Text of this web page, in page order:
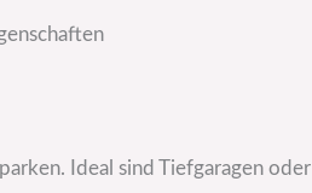
Ideal sind Tiefgaragen oder